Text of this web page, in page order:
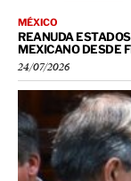
MÉXICO
REANUDA
MEXICANO DESDE
24/07/2026